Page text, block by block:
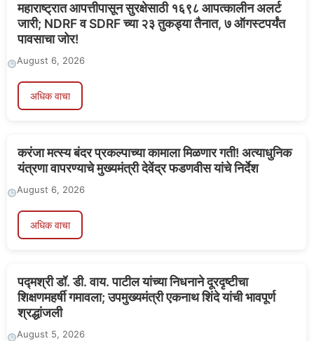
महाराष्ट्रात आपत्तीपासून सुरक्षेसाठी १६९८ आपत्कालीन अलर्ट
जारी; NDRF व SDRF च्या २३ तुकड्या तैनात, ७ ऑगस्टपर्यंत
पावसाचा जोर!
August 6, 2026
अधिक वाचा
करंजा मत्स्य बंदर प्रकल्पाच्या कामाला मिळणार गती! अत्याधुनिक
यंत्रणा वापरण्याचे मुख्यमंत्री देवेंद्र फडणवीस यांचे निर्देश
August 6, 2026
अधिक वाचा
पद्मश्री डॉ. डी. वाय. पाटील यांच्या निधनाने दूरदृष्टीचा
शिक्षणमहर्षी गमावला; उपमुख्यमंत्री एकनाथ शिंदे यांची भावपूर्ण
श्रद्धांजली
August 5, 2026